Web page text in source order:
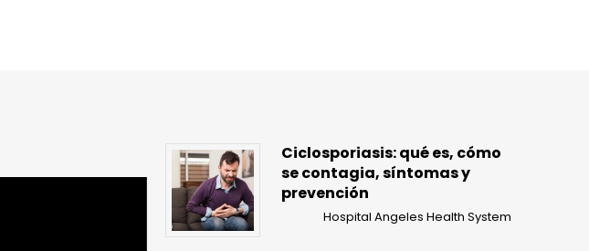
Ciclosporiasis: qué es, cómo
se contagia, síntomas y
prevención
Hospital Angeles Health System